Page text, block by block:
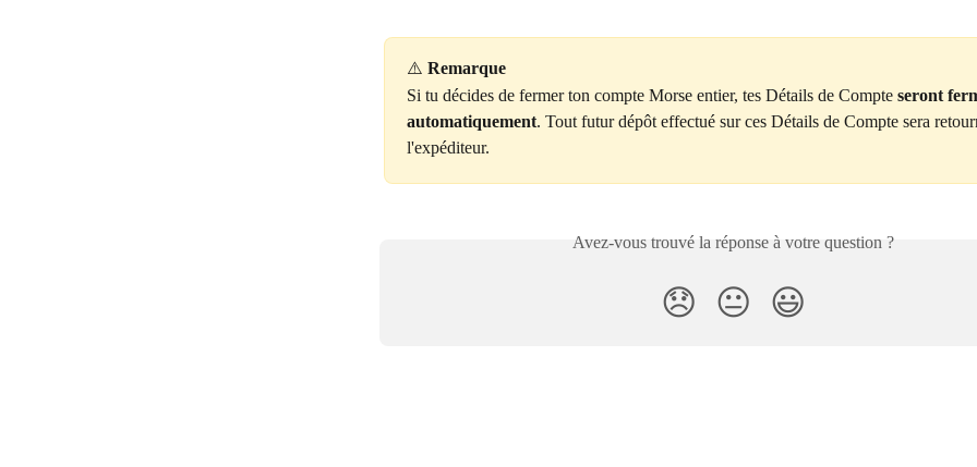
⚠️ Remarque
Si tu décides de fermer ton compte Morse entier, tes Détails de Compte seront
automatiquement. Tout futur dépôt effectué sur ces Détails de Compte sera
l'expéditeur.
Avez-vous trouvé la réponse à votre question ?
😞 😐 😃